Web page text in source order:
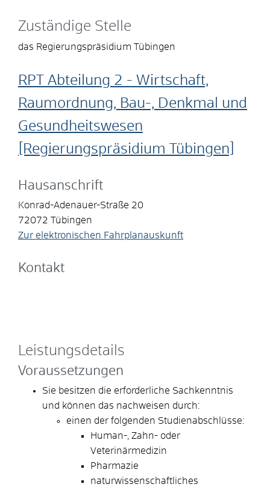
Zuständige Stelle
das Regierungspräsidium Tübingen
RPT Abteilung 2 - Wirtschaft,
Raumordnung, Bau-, Denkmal und
Gesundheitswesen
[Regierungspräsidium Tübingen]
Hausanschrift
Konrad-Adenauer-Straße 20
72072 Tübingen
Zur elektronischen Fahrplanauskunft
Kontakt
Leistungsdetails
Voraussetzungen
Sie besitzen die erforderliche Sachkenntnis
und können das nachweisen durch:
einen der folgenden Studienabschlüsse:
Human-, Zahn- oder
Veterinärmedizin
Pharmazie
naturwissenschaftliches